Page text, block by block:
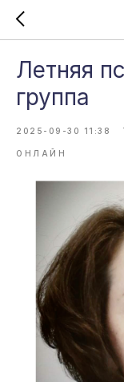
Летняя
группа
2025-09-30 11:38
ОНЛАЙН